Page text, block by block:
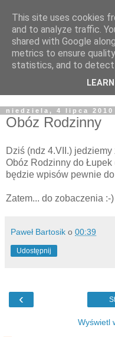
Żyjąc
świecie
Blog pastora Pawła
niedziela, 4 lipca 2010
Obóz Rodzinny
Dziś (ndz 4.VII.)
Obóz Rodzinny do Łupek
będzie wpisów pewnie
Zatem... do zobaczenia :-)
Paweł Bartosik o 00:39
Udostępnij
‹
Wyświetl
This site uses cookies
and to analyze traffic.
shared with Google
metrics to ensure
statistics, and to detect